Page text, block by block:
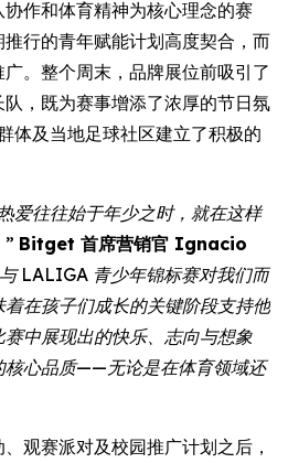
作和体育精神为核心理念的赛
行的青年赋能计划高度契合，而
。整个周末，品牌展位前吸引了
，既为赛事增添了浓厚的节日氛
体及当地足球社区建立了积极的
爱往往始于年少之时，就在这样
” Bitget 首席营销官 Ignacio
LALIGA 青少年锦标赛对我们而
在孩子们成长的关键阶段支持他
中展现出的快乐、志向与想象
核心品质——无论是在体育领域还
观赛派对及校园推广计划之后，